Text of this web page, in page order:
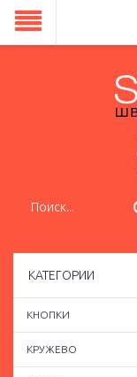
КАТЕГОРИИ
КНОПКИ
КРУЖЕВО